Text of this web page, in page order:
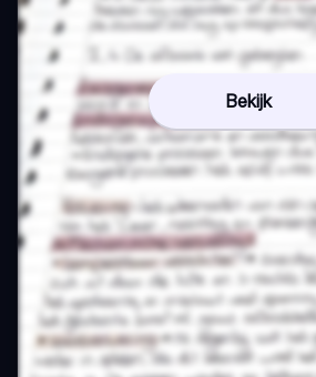
Bekijk